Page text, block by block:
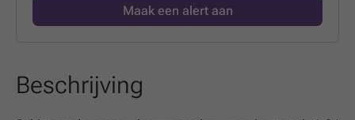
Maak een alert aan
Beschrijving